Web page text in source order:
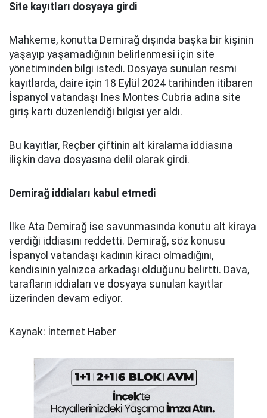
Site kayıtları dosyaya girdi
Mahkeme, konutta Demirağ dışında başka bir kişinin
yaşayıp yaşamadığının belirlenmesi için site
yönetiminden bilgi istedi. Dosyaya sunulan resmi
kayıtlarda, daire için 18 Eylül 2024 tarihinden itibaren
İspanyol vatandaşı Ines Montes Cubria adına site
giriş kartı düzenlendiği bilgisi yer aldı.
Bu kayıtlar, Reçber çiftinin alt kiralama iddiasına
ilişkin dava dosyasına delil olarak girdi.
Demirağ iddiaları kabul etmedi
İlke Ata Demirağ ise savunmasında konutu alt kiraya
verdiği iddiasını reddetti. Demirağ, söz konusu
İspanyol vatandaşı kadının kiracı olmadığını,
kendisinin yalnızca arkadaşı olduğunu belirtti. Dava,
tarafların iddiaları ve dosyaya sunulan kayıtlar
üzerinden devam ediyor.
Kaynak: İnternet Haber